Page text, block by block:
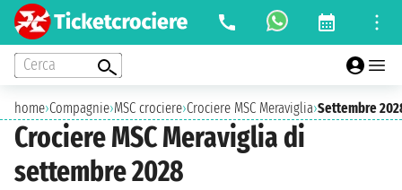
Cerca
home›Compagnie›MSC crociere›Crociere MSC Meraviglia›Settembre
Crociere MSC Meraviglia di
settembre 2028